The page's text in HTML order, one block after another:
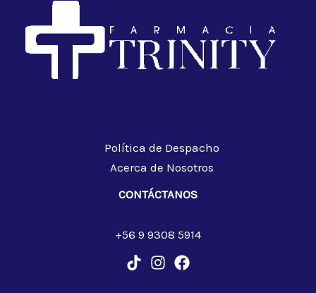
Política de Despacho
Acerca de Nosotros
CONTÁCTANOS
+56 9 9308 5914